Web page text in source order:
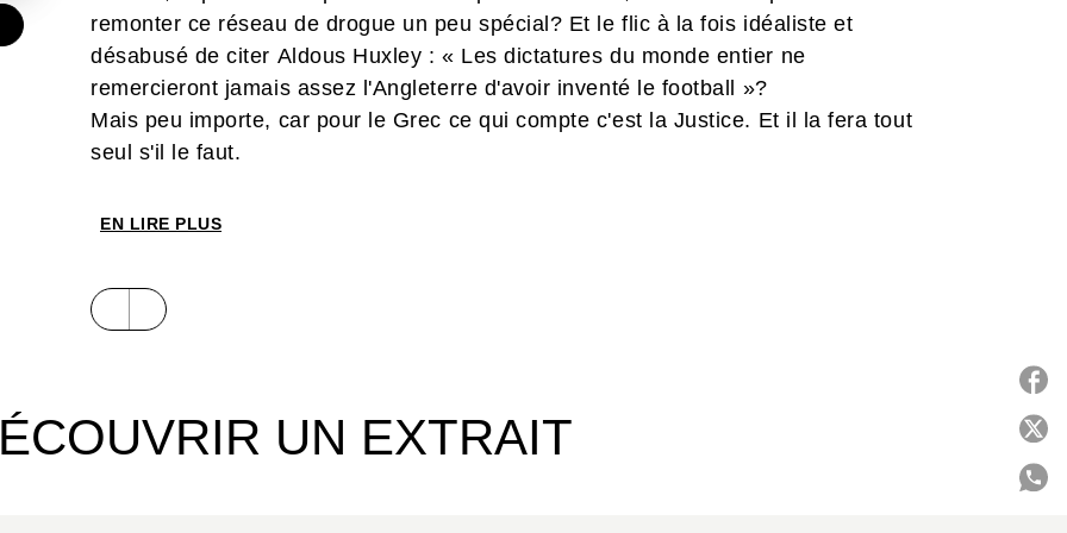
remonter ce réseau de drogue un peu spécial? Et le flic à la fois idéaliste et
désabusé de citer Aldous Huxley : « Les dictatures du monde entier ne
remercieront jamais assez l'Angleterre d'avoir inventé le football »?
Mais peu importe, car pour le Grec ce qui compte c'est la Justice. Et il la fera tout
seul s'il le faut.
Un polar serré comme un expresso, proche dans le style et l'ambiance du culte
Alack Sinner
EN LIRE PLUS
UN EXTRAIT